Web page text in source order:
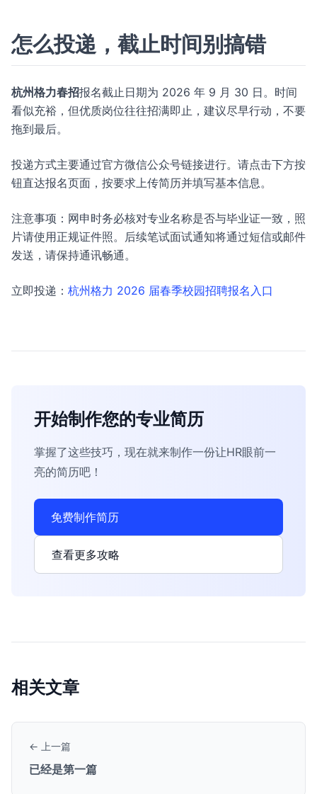
怎么投递，截止时间别搞错
杭州格力春招报名截止日期为 2026 年 9 月 30 日。时间
看似充裕，但优质岗位往往招满即止，建议尽早行动，不要
拖到最后。
投递方式主要通过官方微信公众号链接进行。请点击下方按
钮直达报名页面，按要求上传简历并填写基本信息。
注意事项：网申时务必核对专业名称是否与毕业证一致，照
片请使用正规证件照。后续笔试面试通知将通过短信或邮件
发送，请保持通讯畅通。
立即投递： 杭州格力 2026 届春季校园招聘报名入口
开始制作您的专业简历
掌握了这些技巧，现在就来制作一份让HR眼前一
亮的简历吧！
免费制作简历
查看更多攻略
相关文章
← 上一篇
已经是第一篇